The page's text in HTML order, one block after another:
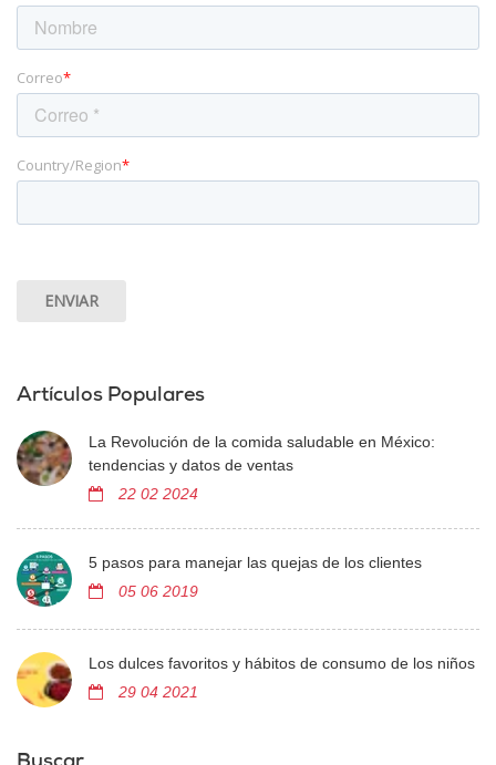
Correo*
Country/Region*
Artículos Populares
La Revolución de la comida saludable en México:
tendencias y datos de ventas
22 02 2024
5 pasos para manejar las quejas de los clientes
05 06 2019
Los dulces favoritos y hábitos de consumo de los niños
29 04 2021